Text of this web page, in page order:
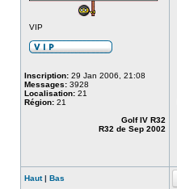
VIP
Inscription: 29 Jan 2006, 21:08
Messages: 3928
Localisation: 21
Région: 21
Golf IV R32
R32 de Sep 2002
Haut| Bas